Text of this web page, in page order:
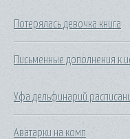
Потерялась девочка книга
Письменные дополнения к
Уфа дельфинарий
Аватарки на комп